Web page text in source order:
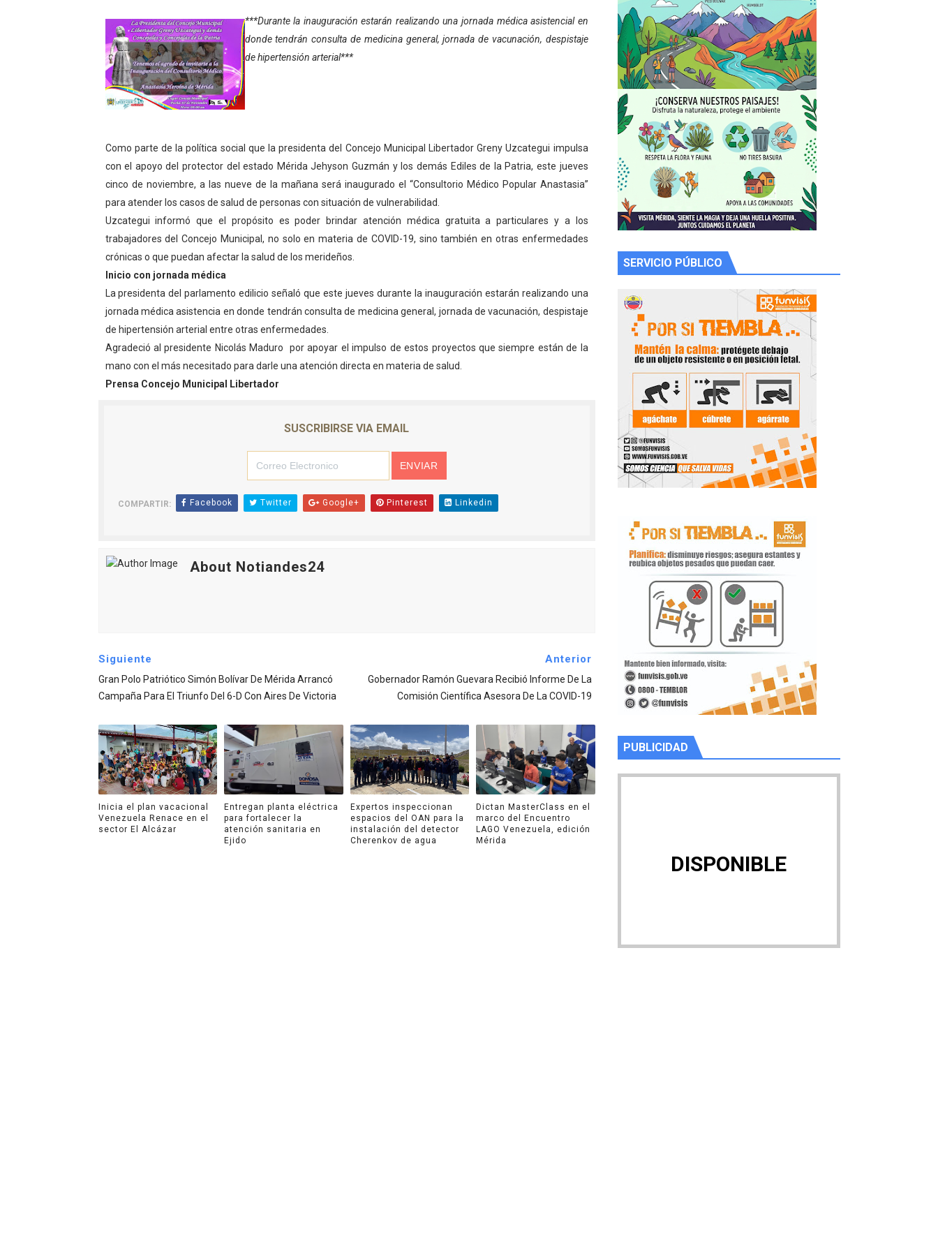
Fundecem ofrece taller de bordado en punto de cruz
Gobierno bolivariano avanza en la transformación del hospital Sor Juana Inés
Niños merideños aprenden sobre gaita de tambora con Fundecem
Hospital universitario muestra sus avances en visita del Consejo Legislativo
Instituto Nacional de Nutrición celebra Semana Internacional de la Lactancia Materna
Gobernación de Mérida fortalece el desarrollo productivo en Rangel
Corposalud inició talleres para aspirantes al curso de Emergencia Prehospitalaria
Fortalecen formación académica de médicos en proceso de ruralidad
Fortaleciendo la economía comunal en El Vigía con microcréditos a emprendedores y productores
Campo Elías consolida plan de bacheo en el sector La Montañita
Fundecem inició con éxito el taller vacacional de origami
El Lactario del Iahula celebra la Semana Mundial de la Lactancia Materna
Plan Vacacional "Venezuela Ríe 2026" brinda recreación y cultura a niños del municipio Libertador
Inicia el plan vacacional Venezuela Renace en el sector El Alcázar
***Durante la inauguración estarán realizando una jornada médica asistencial en
donde tendrán consulta de medicina general, jornada de vacunación, despistaje
de hipertensión arterial***
Como parte de la política social que la presidenta del Concejo Municipal Libertador Greny Uzcategui impulsa
con el apoyo del protector del estado Mérida Jehyson Guzmán y los demás Ediles de la Patria, este jueves
cinco de noviembre, a las nueve de la mañana será inaugurado el “Consultorio Médico Popular Anastasia”
para atender los casos de salud de personas con situación de vulnerabilidad.
Uzcategui informó que el propósito es poder brindar atención médica gratuita a particulares y a los
trabajadores del Concejo Municipal, no solo en materia de COVID-19, sino también en otras enfermedades
crónicas o que puedan afectar la salud de los merideños.
Inicio con jornada médica
La presidenta del parlamento edilicio señaló que este jueves durante la inauguración estarán realizando una
jornada médica asistencia en donde tendrán consulta de medicina general, jornada de vacunación, despistaje
de hipertensión arterial entre otras enfermedades.
Agradeció al presidente Nicolás Maduro por apoyar el impulso de estos proyectos que siempre están de la
mano con el más necesitado para darle una atención directa en materia de salud.
Prensa Concejo Municipal Libertador
SUSCRIBIRSE VIA EMAIL
COMPARTIR: Facebook Twitter Google+ Pinterest Linkedin
About Notiandes24
Siguiente
Gran Polo Patriótico Simón Bolívar De Mérida Arrancó
Campaña Para El Triunfo Del 6-D Con Aires De Victoria
Anterior
Gobernador Ramón Guevara Recibió Informe De La
Comisión Científica Asesora De La COVID-19
Inicia el plan vacacional
Venezuela Renace en el
sector El Alcázar
Entregan planta eléctrica
para fortalecer la
atención sanitaria en
Ejido
Expertos inspeccionan
espacios del OAN para la
instalación del detector
Cherenkov de agua
Dictan MasterClass en el
marco del Encuentro
LAGO Venezuela, edición
Mérida
SERVICIO PÚBLICO
PUBLICIDAD
DISPONIBLE